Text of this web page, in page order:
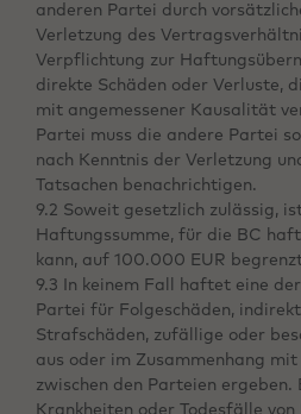
anderen Partei durch
Verletzung des
Verpflichtung zur
direkte Schäden oder Verluste,
mit angemessener Kausalität
Partei muss die andere Partei
nach Kenntnis der Verletzung
Tatsachen benachrichtigen.
9.2 Soweit gesetzlich zulässig,
Haftungssumme, für die BC
kann, auf 100.000 EUR
9.3 In keinem Fall haftet eine
Partei für Folgeschäden,
Strafschäden, zufällige oder
aus oder im Zusammenhang
zwischen den Parteien
Krankheiten oder Todesfälle von